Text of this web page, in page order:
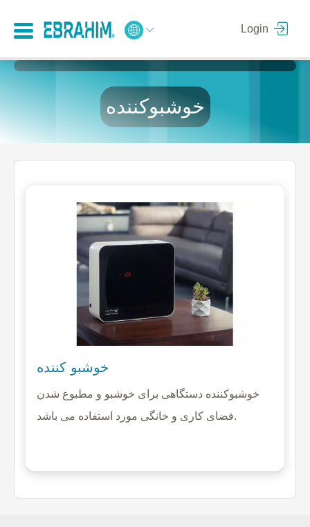
Login
خوشبوکننده
خوشبو کننده
خوشبوکننده دستگاهی برای خوشبو و مطبوع شدن
فضای کاری و خانگی مورد استفاده می باشد.